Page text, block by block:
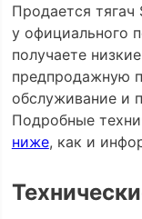
Продается тягач
у официального
получаете
предпродажную
обслуживание и
Подробные
ниже, как и